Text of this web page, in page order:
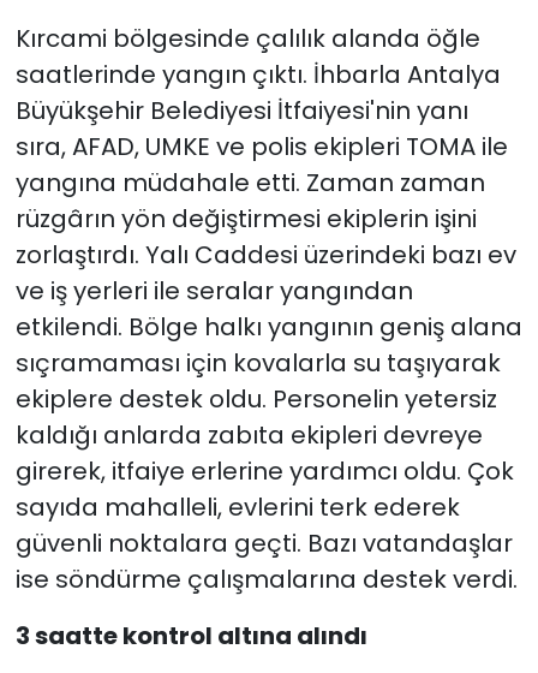
Kırcami bölgesinde çalılık alanda öğle
saatlerinde yangın çıktı. İhbarla Antalya
Büyükşehir Belediyesi İtfaiyesi'nin yanı
sıra, AFAD, UMKE ve polis ekipleri TOMA ile
yangına müdahale etti. Zaman zaman
rüzgârın yön değiştirmesi ekiplerin işini
zorlaştırdı. Yalı Caddesi üzerindeki bazı ev
ve iş yerleri ile seralar yangından
etkilendi. Bölge halkı yangının geniş alana
sıçramaması için kovalarla su taşıyarak
ekiplere destek oldu. Personelin yetersiz
kaldığı anlarda zabıta ekipleri devreye
girerek, itfaiye erlerine yardımcı oldu. Çok
sayıda mahalleli, evlerini terk ederek
güvenli noktalara geçti. Bazı vatandaşlar
ise söndürme çalışmalarına destek verdi.
3 saatte kontrol altına alındı